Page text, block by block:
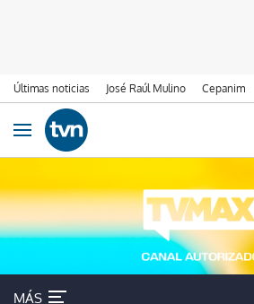
Últimas noticias José Raúl Mulino Cepanim
Ir al contenido
Obrir navegació
Bocas del
MÁS